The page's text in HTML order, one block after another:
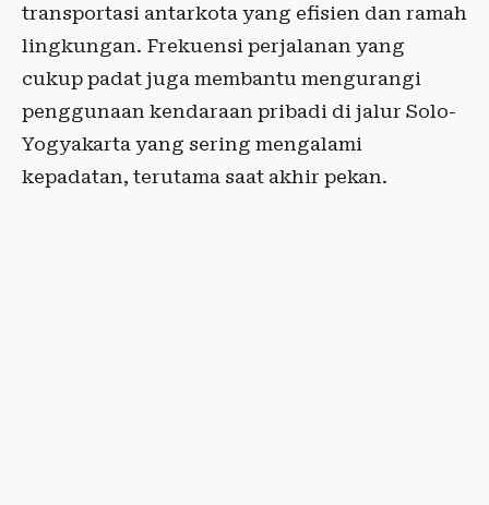
transportasi antarkota yang efisien dan ramah
lingkungan. Frekuensi perjalanan yang
cukup padat juga membantu mengurangi
penggunaan kendaraan pribadi di jalur Solo-
Yogyakarta yang sering mengalami
kepadatan, terutama saat akhir pekan.